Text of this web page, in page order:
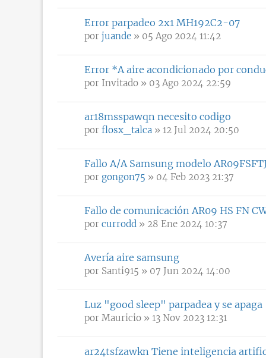
Error parpadeo 2x1 MH192C2-07
por juande » 05 Ago 2024 11:42
Error *A aire acondicionado por
por Invitado » 03 Ago 2024 22:59
ar18msspawqn necesito codigo
por flosx_talca » 12 Jul 2024 20:50
Fallo A/A Samsung modelo
por gongon75 » 04 Feb 2023 21:37
Fallo de comunicación AR09 HS FN
por currodd » 28 Ene 2024 10:37
Avería aire samsung
por Santi915 » 07 Jun 2024 14:00
Luz "good sleep" parpadea y se apaga
por Mauricio » 13 Nov 2023 12:31
ar24tsfzawkn Tiene inteligencia